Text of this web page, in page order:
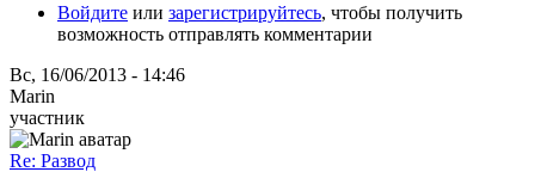
Войдите или зарегистрируйтесь, чтобы получить
возможность отправлять комментарии
Вс, 16/06/2013 - 14:46
Marin
участник
Re: Развод